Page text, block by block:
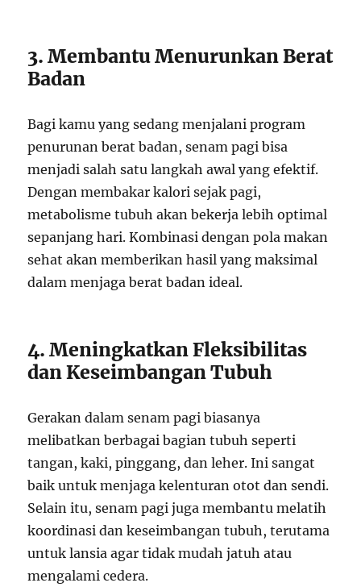
3. Membantu Menurunkan Berat
Badan
Bagi kamu yang sedang menjalani program
penurunan berat badan, senam pagi bisa
menjadi salah satu langkah awal yang efektif.
Dengan membakar kalori sejak pagi,
metabolisme tubuh akan bekerja lebih optimal
sepanjang hari. Kombinasi dengan pola makan
sehat akan memberikan hasil yang maksimal
dalam menjaga berat badan ideal.
4. Meningkatkan Fleksibilitas
dan Keseimbangan Tubuh
Gerakan dalam senam pagi biasanya
melibatkan berbagai bagian tubuh seperti
tangan, kaki, pinggang, dan leher. Ini sangat
baik untuk menjaga kelenturan otot dan sendi.
Selain itu, senam pagi juga membantu melatih
koordinasi dan keseimbangan tubuh, terutama
untuk lansia agar tidak mudah jatuh atau
mengalami cedera.